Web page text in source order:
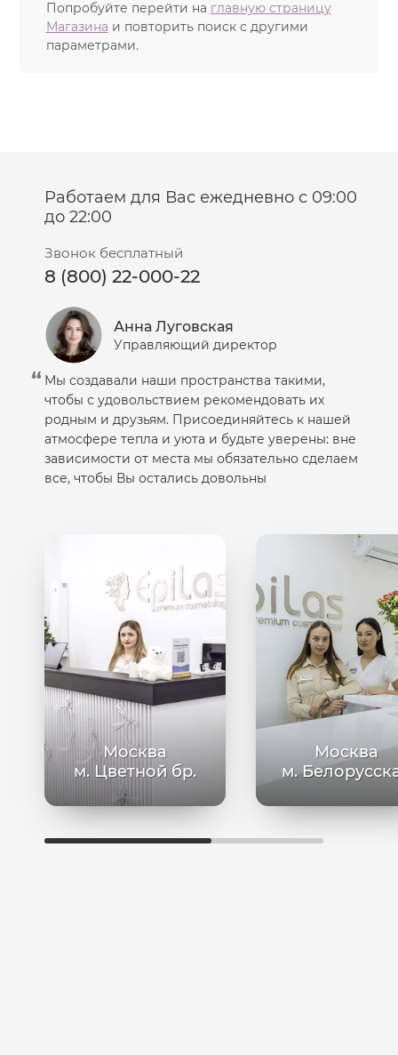
зеленого чая, гингко билоба, женьшеня, фенхеля,
мелиссы, тысячелистника, солодки. Активно
действующие вещества обладают
Попробуйте перейти на главную страницу
Магазина и повторить поиск с другими
параметрами.
Работаем для Вас ежедневно с 09:00
до 22:00
Звонок бесплатный
8 (800) 22-000-22
Анна Луговская
Управляющий директор
Мы создавали наши пространства такими,
чтобы с удовольствием рекомендовать их
родным и друзьям. Присоединяйтесь к нашей
атмосфере тепла и уюта и будьте уверены: вне
зависимости от места мы обязательно сделаем
все, чтобы Вы остались довольны